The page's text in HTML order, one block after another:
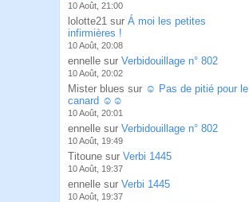
10 Août, 21:00
lolotte21 sur Á moi les petites
infirmières !
10 Août, 20:08
ennelle sur Verbidouillage n° 802
10 Août, 20:02
Mister blues sur ☺ Pas de pitié pour le
canard ☺☺
10 Août, 20:01
ennelle sur Verbidouillage n° 802
10 Août, 19:49
Titoune sur Verbi 1445
10 Août, 19:37
ennelle sur Verbi 1445
10 Août, 19:37